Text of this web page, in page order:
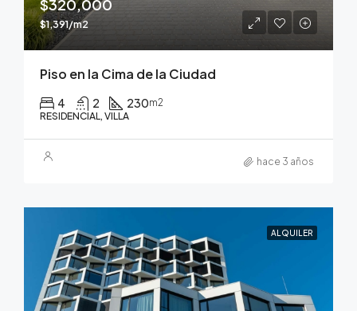
$320,000
$1,391/m2
Piso en la Cima de la Ciudad
4 2 230m2
RESIDENCIAL, VILLA
hace 3 años
ALQUILER